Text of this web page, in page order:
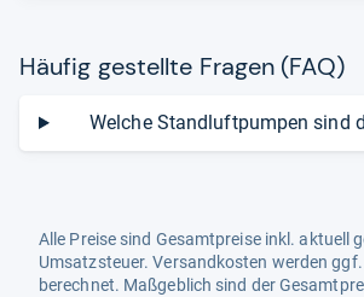
Häu­fig gestellte Fra­gen (FAQ)
Welche Standluftpumpen sind
Alle Preise sind Gesamtpreise inkl. aktuell
Umsatzsteuer. Versandkosten werden
berechnet. Maßgeblich sind der